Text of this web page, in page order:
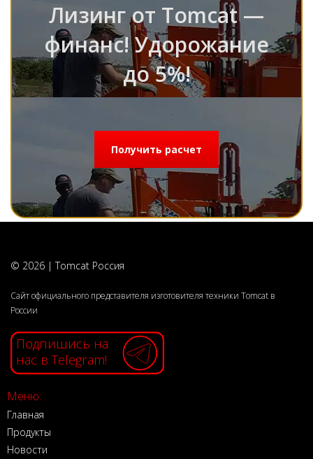
Лизинг от Tomcat —
финанс! Удорожание
до 5%!
Получить расчет
© 2026 | Tomcat Россия
Сайт официального представителя изготовителя техники Tomcat в
России
Подпишись на
нас в Telegram!
Меню:
Главная
Продукты
Новости